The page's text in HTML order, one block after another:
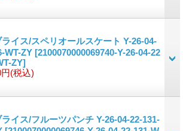
イス/スペリオールスケート Y-26-04-
WT-ZY [2100070000069740-Y-26-04-22
ZY]
(税込)
イス/フルーツパンチ Y-26-04-22-131-